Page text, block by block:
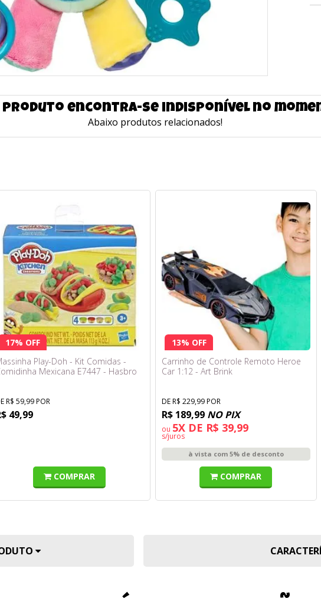
produto encontra-se indisponível no
Abaixo produtos relacionados!
17% OFF
Play-Doh - Kit Comidas -
Mexicana E7447 - Hasbro
R$ 59,99 POR
49,99
COMPRAR
13% OFF
Carrinho de Controle Remoto Heroe
Car 1:12 - Art Brink
DE R$ 229,99 POR
R$ 189,99 NO PIX
ou 5X DE R$ 39,99
s/juros
à vista com 5% de desconto
COMPRAR